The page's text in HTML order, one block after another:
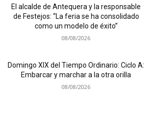
El alcalde de Antequera y la responsable
de Festejos: “La feria se ha consolidado
como un modelo de éxito”
08/08/2026
Domingo XIX del Tiempo Ordinario: Ciclo A:
Embarcar y marchar a la otra orilla
08/08/2026